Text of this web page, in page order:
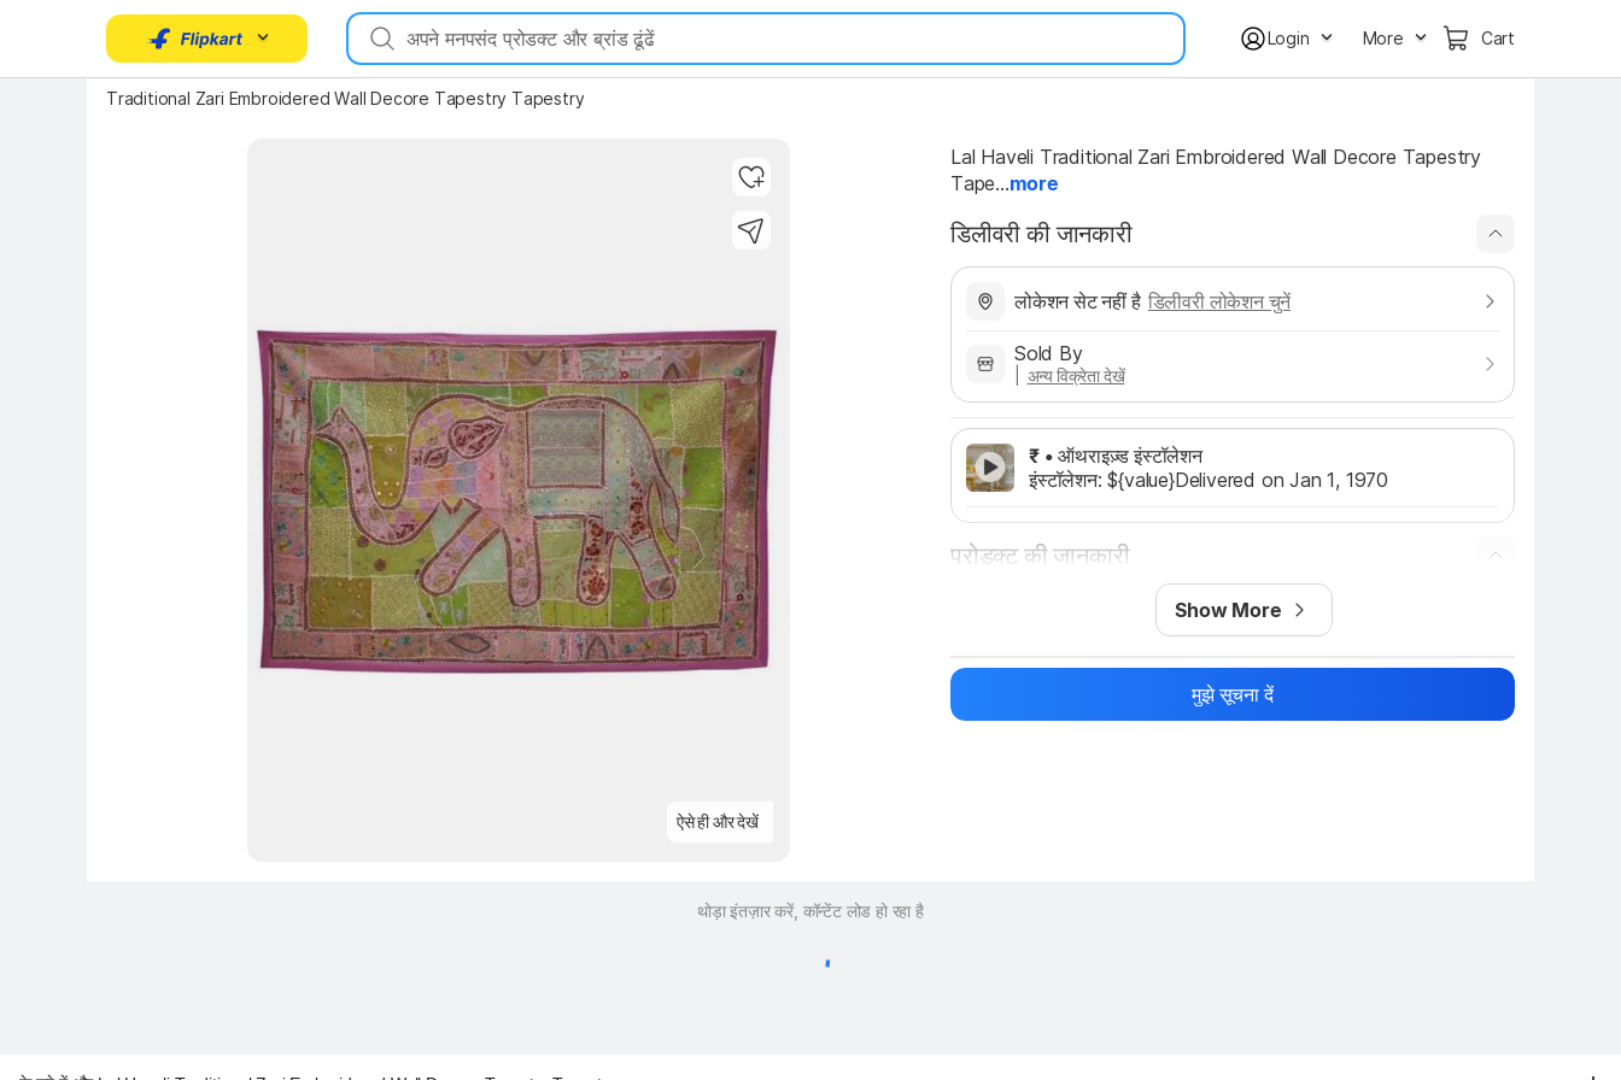
Login More Cart
Traditional Zari Embroidered Wall Decore Tapestry Tapestry
Key Highlights
ऐसे ही और देखें
Lal Haveli Traditional Zari Embroidered Wall Decore Tapestry
Tape...more
डिलीवरी की जानकारी
लोकेशन सेट नहीं है डिलीवरी लोकेशन चुनें
Sold By
अन्य विक्रेता देखें
₹ • ऑथराइज़्ड इंस्टॉलेशन
इंस्टॉलेशन: ${value}Delivered on Jan 1, 1970
प्रोडक्ट की जानकारी
Show More
मुझे सूचना दें
थोड़ा इंतज़ार करें, कॉन्टेंट लोड हो रहा है